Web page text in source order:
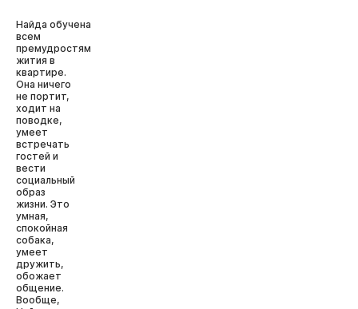
Найда обучена
всем
премудростям
жития в
квартире.
Она ничего
не портит,
ходит на
поводке,
умеет
встречать
гостей и
вести
социальный
образ
жизни. Это
умная,
спокойная
собака,
умеет
дружить,
обожает
общение.
Вообще,